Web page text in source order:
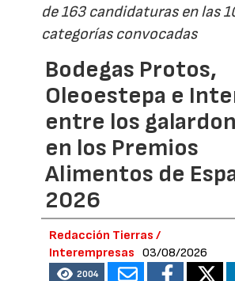
de 163 candidaturas en las
categorías convocadas
Bodegas Protos,
Oleoestepa e
entre los
en los Premios
Alimentos de
2026
Redacción Tierras /
Interempresas
03/08/2026
2004